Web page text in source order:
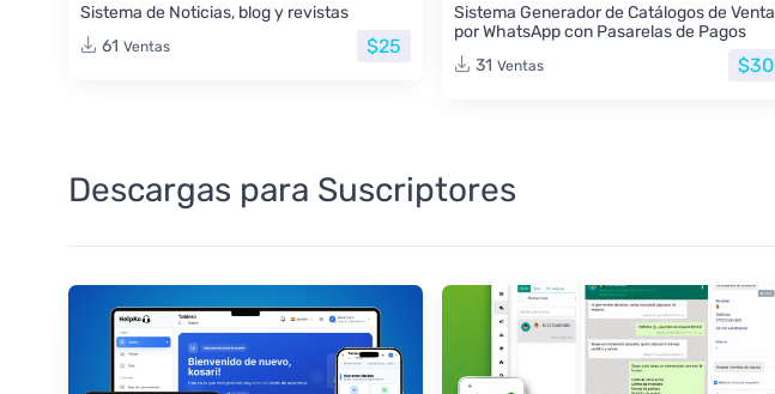
Sistema de Noticias, blog y revistas
61 Ventas $25
Sistema Generador de Catálogos de Venta
por WhatsApp con Pasarelas de Pagos
31 Ventas $30
Descargas para Suscriptores